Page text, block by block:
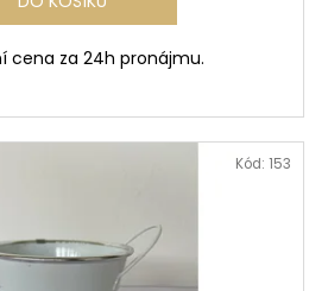
cena za 24h pronájmu.
Kód: 153